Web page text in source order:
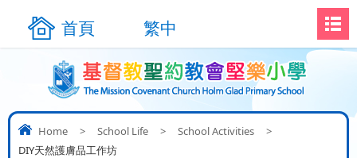
首頁 繁中
Home > School Life > School Activities
>
DIY天然護膚品工作坊